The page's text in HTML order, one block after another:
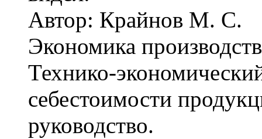
Автор: Крайнов М. С.
Экономика
Технико-
себестоимости
руководство.